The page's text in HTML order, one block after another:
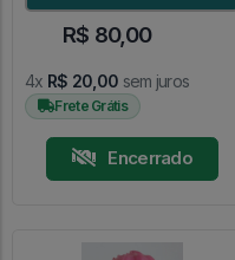
R$ 80,00
4x R$ 20,00 sem juros
Frete Grátis
Encerrado